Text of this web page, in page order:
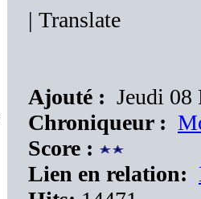
| Translate
Ajouté : Jeudi 08
Chroniqueur :
Score :
Lien en relation: